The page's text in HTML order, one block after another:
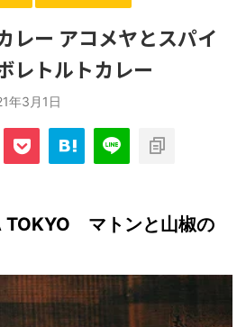
レー アコメヤとスパイ
レトルトカレー
年3月1日
TOKYO マトンと山椒の